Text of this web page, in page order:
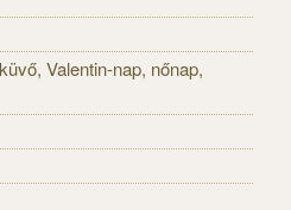
Valentin-nap, nőnap,